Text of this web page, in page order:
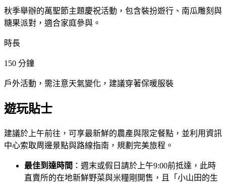
秋季舉辦的萬聖節主題慶祝活動，包含裝扮遊行、南瓜雕刻與
糖果派對，適合家庭參與。
時長
150 分鐘
戶外活動，需注意天氣變化，建議穿著保暖服裝
遊玩貼士
建議於上午前往，可享最新鮮的農產與限定餐點，並利用資訊
中心索取周邊景點與路線指南，規劃完美旅程。
最佳到達時間 ：週末或假日請於上午9:00前抵達，此時
直賣所的在地新鮮野菜與米糧剛開售，且「小山田的生